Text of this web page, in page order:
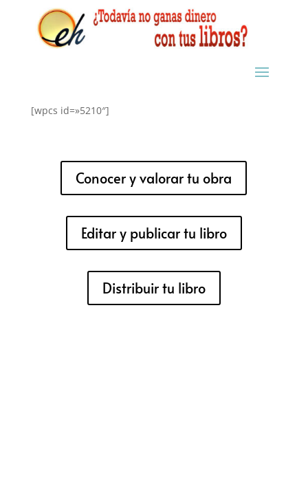
[wpcs id=»5210″]
Conocer y valorar tu obra
Editar y publicar tu libro
Distribuir tu libro